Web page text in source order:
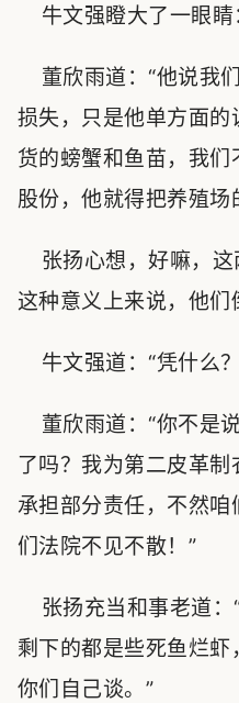
牛文强瞪大了一眼睛
董欣雨道：“他说我
损失，只是他单方面
货的螃蟹和鱼苗，我
股份，他就得把养殖场
张扬心想，好嘛，这
这种意义上来说，他们
牛文强道：“凭什么
董欣雨道：“你不是
了吗？我为第二皮革
承担部分责任，不然
们法院不见不散！”
张扬充当和事老道：
剩下的都是些死鱼烂
你们自己谈。”